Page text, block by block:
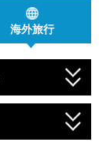
海外旅行